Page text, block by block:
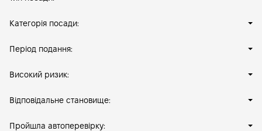
Категорія посади:
Період подання:
Високий ризик:
Відповідальне становище:
Пройшла автоперевірку: